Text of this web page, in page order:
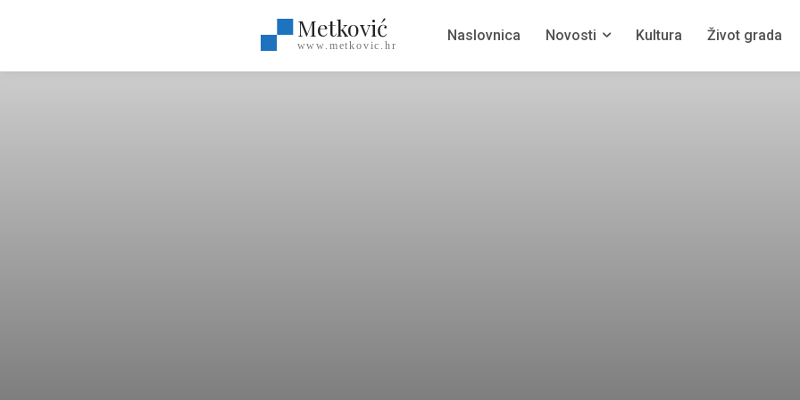
Metković
www.metkovic.hr
Naslovnica Novosti Kultura Život grada